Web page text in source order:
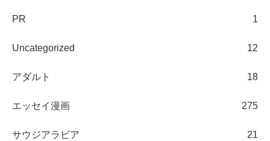
PR 1
Uncategorized 12
アダルト 18
エッセイ漫画 275
サウジアラビア 21